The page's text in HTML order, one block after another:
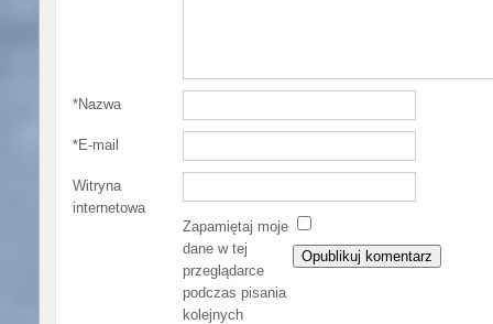
Nazwa
*
E-mail
*
Witryna
internetowa
Zapamiętaj moje
dane w tej
przeglądarce
podczas pisania
kolejnych